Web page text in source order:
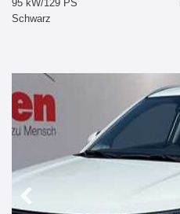
95 kW/129 PS
Schwarz